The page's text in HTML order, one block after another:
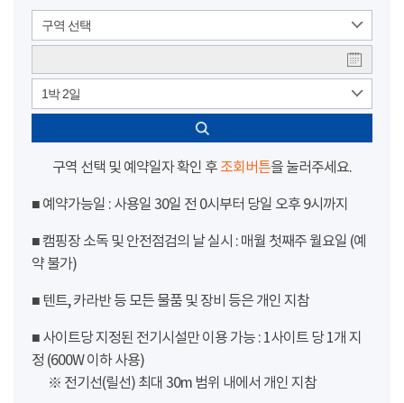
구역 선택
1박 2일
구역 선택 및 예약일자 확인 후 조회버튼을 눌러주세요.
■ 예약가능일 : 사용일 30일 전 0시부터 당일 오후 9시까지
■ 캠핑장 소독 및 안전점검의 날 실시 : 매월 첫째주 월요일 (예
약 불가)
■ 텐트, 카라반 등 모든 물품 및 장비 등은 개인 지참
■ 사이트당 지정된 전기시설만 이용 가능 : 1사이트 당 1개 지
정 (600W 이하 사용)
※ 전기선(릴선) 최대 30m 범위 내에서 개인 지참